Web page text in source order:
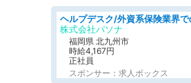
株式会社パソナ
福岡県 北九州市
時給4,167円
正社員
スポンサー：求人ボックス